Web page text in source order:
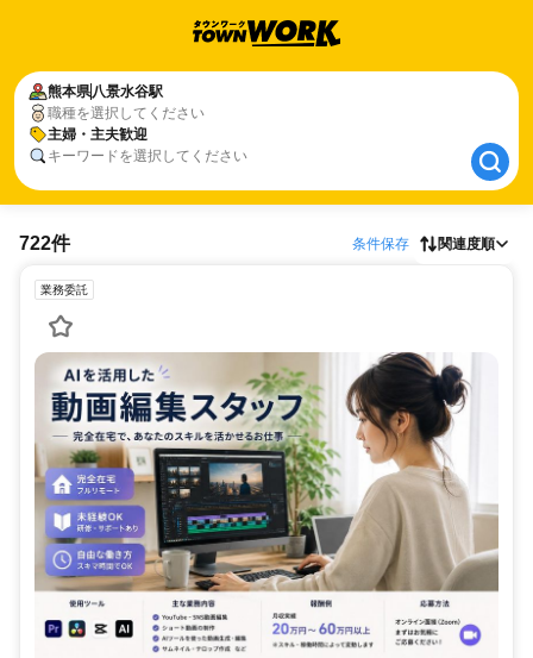
熊本県八景水谷駅
職種を選択してください
主婦・主夫歓迎
キーワードを選択してください
熊本県八景水谷駅
主婦・主夫歓迎
722件 条件保存 関連度順
業務委託